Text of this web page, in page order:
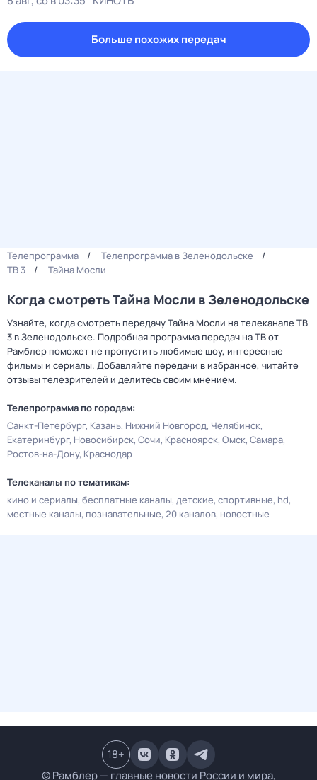
Больше похожих передач
Телепрограмма
Телепрограмма в Зеленодольске
ТВ 3
Тайна Мocли
Когда смотреть Тайна Мocли в Зеленодольске
Узнайте, когда смотреть передачу Тайна Мocли на телеканале ТВ
3 в Зеленодольске. Подробная программа передач на ТВ от
Рамблер поможет не пропустить любимые шоу, интересные
фильмы и сериалы. Добавляйте передачи в избранное, читайте
отзывы телезрителей и делитесь своим мнением.
Телепрограмма по городам:
Санкт-Петербург Казань Нижний Новгород Челябинск
Екатеринбург Новосибирск Сочи Красноярск Омск Самара
Ростов-на-Дону Краснодар
Телеканалы по тематикам:
кино и сериалы бесплатные каналы детские спортивные hd
местные каналы познавательные 20 каналов новостные
© Рамблер — главные новости России и мира,
18+